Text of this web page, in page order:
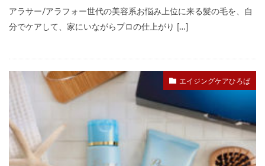
アラサー/アラフォー世代の美容系お悩み上位に来る髪の毛を、自
分でケアして、家にいながらプロの仕上がり […]
エイジングケアひろば